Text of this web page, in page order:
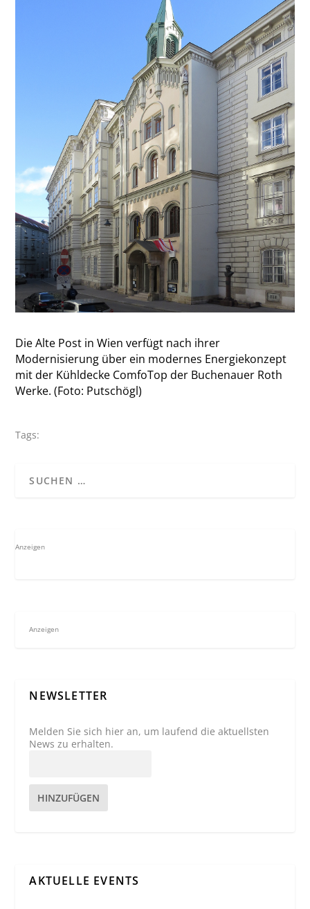
Die Alte Post in Wien verfügt nach ihrer
Modernisierung über ein modernes Energiekonzept
mit der Kühldecke ComfoTop der Buchenauer Roth
Werke. (Foto: Putschögl)
Tags:
Anzeigen
Anzeigen
NEWSLETTER
Melden Sie sich hier an, um laufend die aktuellsten
News zu erhalten.
HINZUFÜGEN
AKTUELLE EVENTS